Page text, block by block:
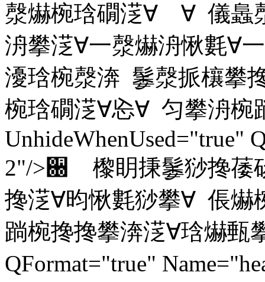
漀爀椀琀礀㴀∀ ∀ 儀䘀
洀攀㴀∀一漀爀洀愀氀∀
瀀琀椀漀渀 䰀漀挀欀攀
椀琀礀㴀∀㤀∀ 匀攀洀椀
UnhideWhenUsed="true"
2"/>਀ 㰀眀㨀䰀猀搀䔀
搀㴀∀昀愀氀猀攀∀ 倀爀
䠀椀搀搀攀渀㴀∀琀爀甀
QFormat="true"